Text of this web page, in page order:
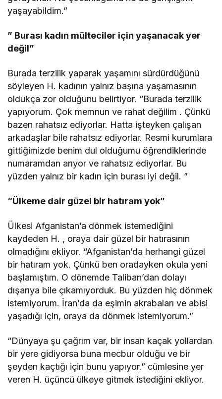
yaşayabildim.”
” Burası kadın mülteciler için yaşanacak yer
değil”
Burada terzilik yaparak yaşamını sürdürdüğünü
söyleyen H. kadının yalnız başına yaşamasının
oldukça zor olduğunu belirtiyor. “Burada terzilik
yapıyorum. Çok memnun ve rahat değilim . Çünkü
bazen rahatsız ediyorlar. Hatta işteyken çalışan
arkadaşlar bile rahatsız ediyorlar. Resmi kurumlara
gittiğimizde benim dul olduğumu öğrendiklerinde
numaramdan arıyor ve rahatsız ediyorlar. Bu
yüzden yalnız bir kadın için burası iyi değil. ”
“Ülkeme dair güzel bir hatıram yok”
Ülkesi Afganistan’a dönmek istemediğini
kaydeden H. , oraya dair güzel bir hatırasının
olmadığını ekliyor. “Afganistan’da herhangi güzel
bir hatıram yok. Çünkü ben oradayken okula yeni
başlamıştım. O dönemde Taliban’dan dolayı
dışarıya bile çıkamıyorduk. Bu yüzden hiç dönmek
istemiyorum. İran’da da eşimin akrabaları ve abisi
yaşadığı için, oraya da dönmek istemiyorum.”
“Dünyaya şu çağrım var, bir insan kaçak yollardan
bir yere gidiyorsa buna mecbur olduğu ve bir
şeyden kaçtığı için bunu yapıyor.” cümlesine yer
veren H. üçüncü ülkeye gitmek istediğini ekliyor.